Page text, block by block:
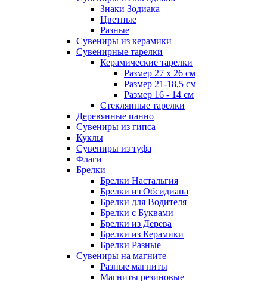
Знаки Зодиака
Цветные
Разные
Сувениры из керамики
Сувенирные тарелки
Керамические тарелки
Размер 27 х 26 см
Размер 21-18,5 см
Размер 16 - 14 см
Стеклянные тарелки
Деревянные панно
Сувениры из гипса
Куклы
Сувениры из туфа
Флаги
Брелки
Брелки Настальгия
Брелки из Обсидиана
Брелки для Водителя
Брелки с Буквами
Брелки из Дерева
Брелки из Керамики
Брелки Разные
Сувениры на магните
Разные магниты
Магниты резиновые